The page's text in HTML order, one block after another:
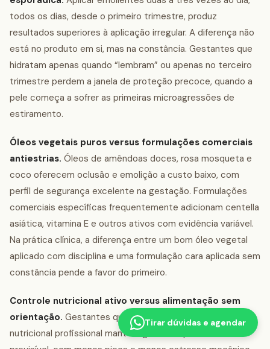
todos os dias, desde o primeiro trimestre, produz
resultados superiores à aplicação irregular. A diferença não
está no produto em si, mas na constância. Gestantes que
hidratam apenas quando “lembram” ou apenas no terceiro
trimestre perdem a janela de proteção precoce, quando a
pele começa a sofrer as primeiras microagressões de
estiramento.
Óleos vegetais puros versus formulações comerciais
antiestrias. Óleos de amêndoas doces, rosa mosqueta e
coco oferecem oclusão e emolição a custo baixo, com
perfil de segurança excelente na gestação. Formulações
comerciais específicas frequentemente adicionam centella
asiática, vitamina E e outros ativos com evidência variável.
Na prática clínica, a diferença entre um bom óleo vegetal
aplicado com disciplina e uma formulação cara aplicada sem
constância pende a favor do primeiro.
Controle nutricional ativo versus alimentação sem
orientação. Gestantes que recebem orientação
nutricional profissional mantêm ganho de peso mais
Tirar dúvidas e agendar